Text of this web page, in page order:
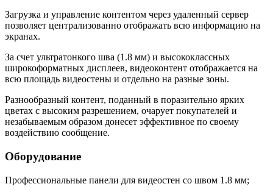
Загрузка и управление контентом через удаленный сервер
позволяет централизованно отображать всю информацию на
экранах.
За счет ультратонкого шва (1.8 мм) и высококлассных
широкоформатных дисплеев, видеоконтент отображается на
всю площадь видеостены и отдельно на разные зоны.
Разнообразный контент, поданный в поразительно ярких
цветах с высоким разрешением, очарует покупателей и
незабываемым образом донесет эффективное по своему
воздействию сообщение.
Оборудование
Профессиональные панели для видеостен со швом 1.8 мм;